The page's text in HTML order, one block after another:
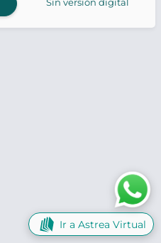
Ir a Astrea Virtual